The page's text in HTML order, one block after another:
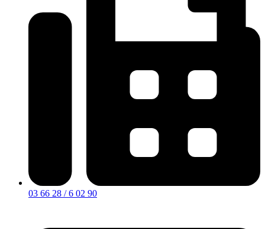
03 66 28 / 6 02 90